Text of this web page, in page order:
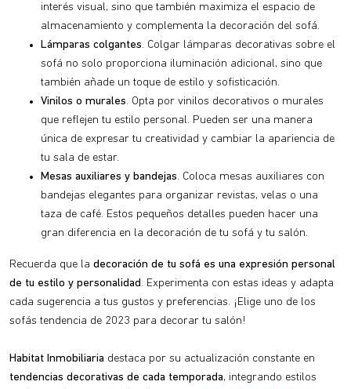
interés visual, sino que también maximiza el espacio de
almacenamiento y complementa la decoración del sofá.
Lámparas colgantes. Colgar lámparas decorativas sobre el
sofá no solo proporciona iluminación adicional, sino que
también añade un toque de estilo y sofisticación.
Vinilos o murales. Opta por vinilos decorativos o murales
que reflejen tu estilo personal. Pueden ser una manera
única de expresar tu creatividad y cambiar la apariencia de
tu sala de estar.
Mesas auxiliares y bandejas. Coloca mesas auxiliares con
bandejas elegantes para organizar revistas, velas o una
taza de café. Estos pequeños detalles pueden hacer una
gran diferencia en la decoración de tu sofá y tu salón.
Recuerda que la decoración de tu sofá es una expresión personal
de tu estilo y personalidad . Experimenta con estas ideas y adapta
cada sugerencia a tus gustos y preferencias. ¡Elige uno de los
sofás tendencia de 2023 para decorar tu salón!
Habitat Inmobiliaria destaca por su actualización constante en
tendencias decorativas de cada temporada, integrando estilos